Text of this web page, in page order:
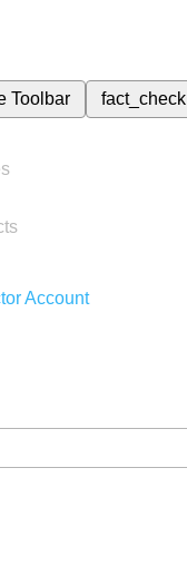
Toolbar fact_check
Account